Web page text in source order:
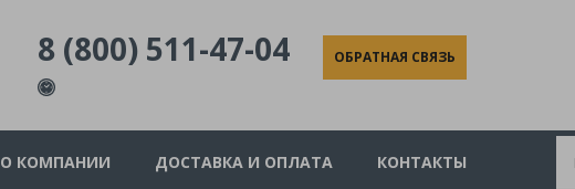
8 (800) 511-47-04 ОБРАТНАЯ СВЯЗЬ
О КОМПАНИИ ДОСТАВКА И ОПЛАТА КОНТАКТЫ